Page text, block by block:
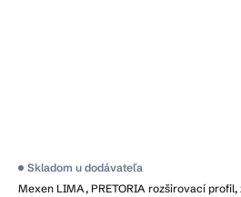
Mexen LIMA, PRETORIA rozširovací
Skladom u dodávateľa